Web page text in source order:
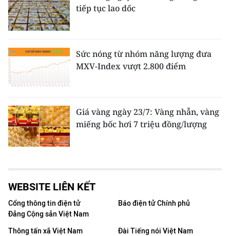
tiếp tục lao dốc
Sức nóng từ nhóm năng lượng đưa
MXV-Index vượt 2.800 điểm
Giá vàng ngày 23/7: Vàng nhẫn, vàng
miếng bốc hơi 7 triệu đồng/lượng
WEBSITE LIÊN KẾT
Cổng thông tin điện tử
Đảng Cộng sản Việt Nam
Báo điện tử Chính phủ
Thông tấn xã Việt Nam
Đài Tiếng nói Việt Nam